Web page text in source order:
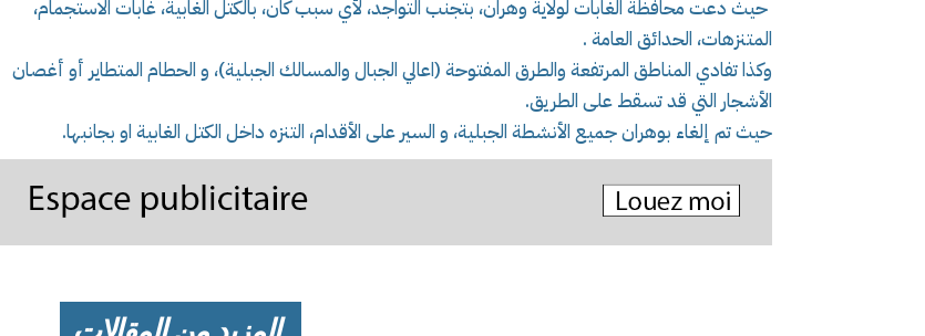
حيث دعت محافظة الغابات لولاية وهران، بتجنب التواجد، لأي سبب كان، بالكتل الغابية، غابات الاستجمام،
المتنزهات، الحدائق العامة .
وكذا تفادي المناطق المرتفعة والطرق المفتوحة (اعالي الجبال والمسالك الجبلية)، و الحطام المتطاير أو أغصان
الأشجار التي قد تسقط على الطريق.
حيث تم إلغاء بوهران جميع الأنشطة الجبلية، و السير على الأقدام، التنزه داخل الكتل الغابية او بجانبها.